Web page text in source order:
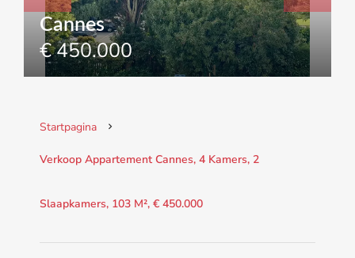
Cannes
€ 450.000
Startpagina
Verkoop Appartement Cannes, 4 Kamers, 2
Slaapkamers, 103 M², € 450.000